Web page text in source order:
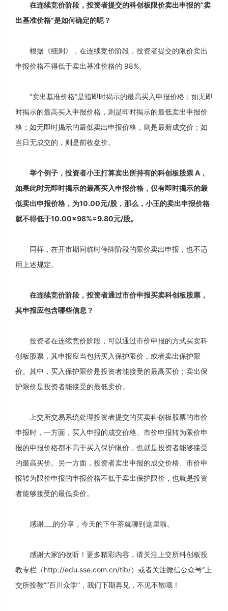
在连续竞价阶段，投资者提交的科创板限价卖出申报的“卖
出基准价格”是如何确定的呢？
根据《细则》，在连续竞价阶段，投资者提交的限价卖出
申报价格不得低于卖出基准价格的 98%。
“卖出基准价格”是指即时揭示的最高买入申报价格；如无即
时揭示的最高买入申报价格，则是即时揭示的最低卖出申报价
格；如无即时揭示的最低卖出申报价格，则是最新成交价；如
当日无成交的，则是前收盘价。
举个例子，投资者小王打算卖出所持有的科创板股票 A，
如果此时无即时揭示的最高买入申报价格，仅有即时揭示的最
低卖出申报价格，为10.00元/股，那么，小王的卖出申报价格
就不得低于10.00×98%=9.80元/股。
同样，在开市期间临时停牌阶段的限价卖出申报，也不适
用上述规定。
在连续竞价阶段，投资者通过市价申报买卖科创板股票，
其申报应包含哪些信息？
投资者在连续竞价阶段，可以通过市价申报的方式买卖科
创板股票，其申报应当包括买入保护限价，或者卖出保护限
价。其中，买入保护限价是投资者能接受的最高买价；卖出保
护限价是投资者能接受的最低卖价。
上交所交易系统处理投资者提交的买卖科创板股票的市价
申报时，一方面，买入申报的成交价格、市价申报转为限价申
报的申报价格都不高于买入保护限价，也就是投资者能够接受
的最高买价。另一方面，投资者卖出申报的成交价格、市价申
报转为限价申报的申报价格不低于卖出保护限价，也就是投资
者能够接受的最低卖价。
感谢___的分享，今天的下午茶就聊到这里啦。
感谢大家的收听！更多精彩内容，请关注上交所科创板投
教专栏（http://edu.sse.com.cn/tib/）或者关注微信公众号“上
交所投教”“百川众学”，我们下期再见，不见不散哦！